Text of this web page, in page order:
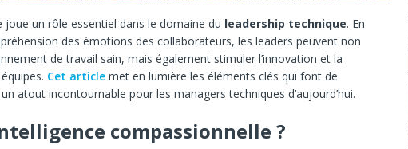
joue un rôle essentiel dans le domaine du leadership technique. En
des émotions des collaborateurs, les leaders peuvent non
de travail sain, mais également stimuler l’innovation et la
Cet article met en lumière les éléments clés qui font de
atout incontournable pour les managers techniques d’aujourd’hui.
compassionnelle ?